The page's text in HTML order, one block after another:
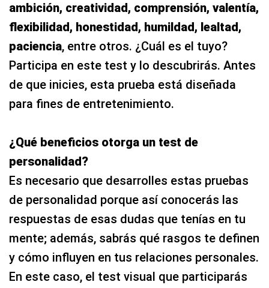
ambición, creatividad, comprensión, valentía,
flexibilidad, honestidad, humildad, lealtad,
paciencia, entre otros. ¿Cuál es el tuyo?
Participa en este test y lo descubrirás. Antes
de que inicies, esta prueba está diseñada
para fines de entretenimiento.
¿Qué beneficios otorga un test de
personalidad?
Es necesario que desarrolles estas pruebas
de personalidad porque así conocerás las
respuestas de esas dudas que tenías en tu
mente; además, sabrás qué rasgos te definen
y cómo influyen en tus relaciones personales.
En este caso, el test visual que participarás